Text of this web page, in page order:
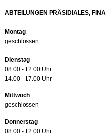
ABTEILUNGEN PRÄSIDIALES,
Montag
geschlossen
Dienstag
08.00 - 12.00 Uhr
14.00 - 17.00 Uhr
Mittwoch
geschlossen
Donnerstag
08.00 - 12.00 Uhr